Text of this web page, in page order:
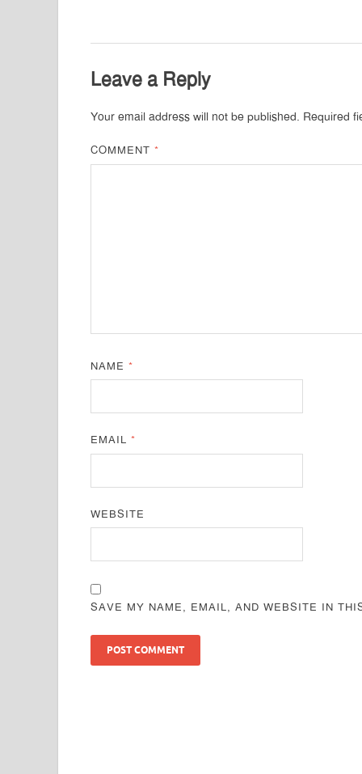
Leave a Reply
Your email address will not be published. Required
COMMENT*
NAME*
EMAIL*
WEBSITE
SAVE MY NAME, EMAIL, AND WEBSITE IN